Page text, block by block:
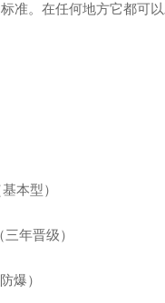
准。在任何地方它都可以
本型）
年晋级）
爆）